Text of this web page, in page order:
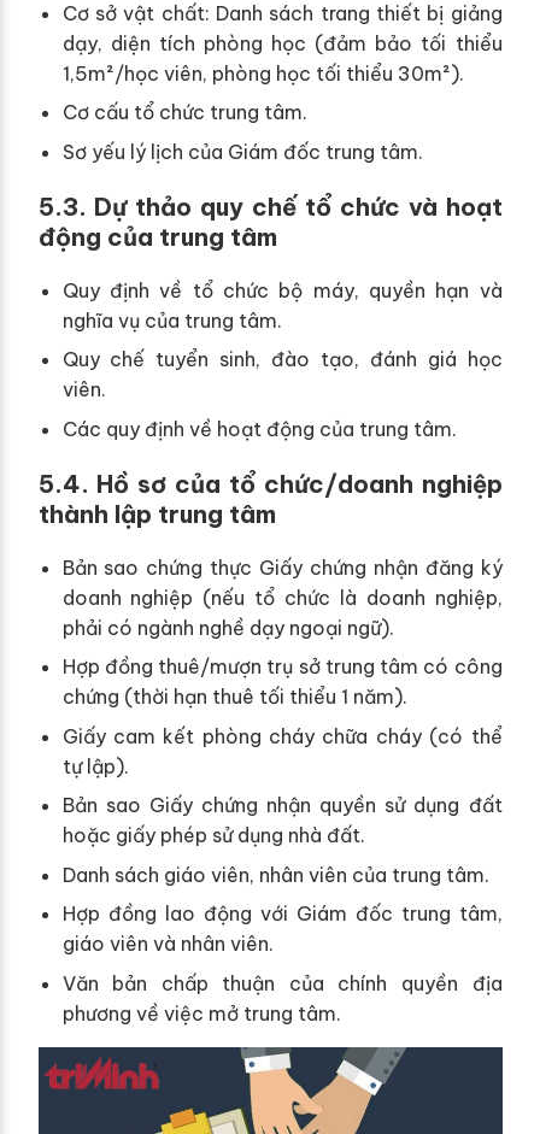
Cơ sở vật chất: Danh sách trang thiết bị giảng
dạy, diện tích phòng học (đảm bảo tối thiểu
1,5m²/học viên, phòng học tối thiểu 30m²).
Cơ cấu tổ chức trung tâm.
Sơ yếu lý lịch của Giám đốc trung tâm.
5.3. Dự thảo quy chế tổ chức và hoạt
động của trung tâm
Quy định về tổ chức bộ máy, quyền hạn và
nghĩa vụ của trung tâm.
Quy chế tuyển sinh, đào tạo, đánh giá học
viên.
Các quy định về hoạt động của trung tâm.
5.4. Hồ sơ của tổ chức/doanh nghiệp
thành lập trung tâm
Bản sao chứng thực Giấy chứng nhận đăng ký
doanh nghiệp (nếu tổ chức là doanh nghiệp,
phải có ngành nghề dạy ngoại ngữ).
Hợp đồng thuê/mượn trụ sở trung tâm có công
chứng (thời hạn thuê tối thiểu 1 năm).
Giấy cam kết phòng cháy chữa cháy (có thể
tự lập).
Bản sao Giấy chứng nhận quyền sử dụng đất
hoặc giấy phép sử dụng nhà đất.
Danh sách giáo viên, nhân viên của trung tâm.
Hợp đồng lao động với Giám đốc trung tâm,
giáo viên và nhân viên.
Văn bản chấp thuận của chính quyền địa
phương về việc mở trung tâm.